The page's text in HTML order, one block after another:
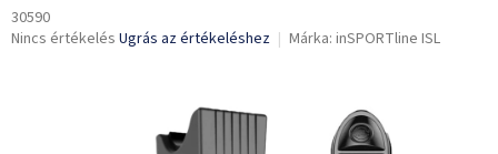
30590
A
Nincs értékelés Ugrás az értékeléshez Márka: inSPORTline ISL